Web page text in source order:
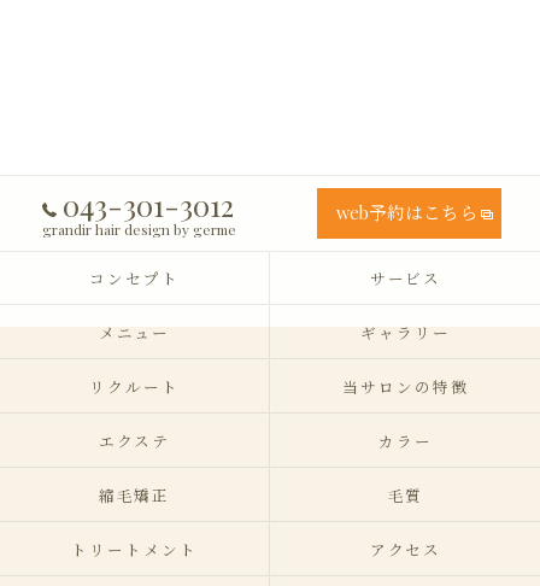
043-301-3012
grandir hair design by germe
web予約はこちら
コンセプト サービス
メニュー ギャラリー
リクルート 当サロンの特徴
エクステ カラー
縮毛矯正 毛質
トリートメント アクセス